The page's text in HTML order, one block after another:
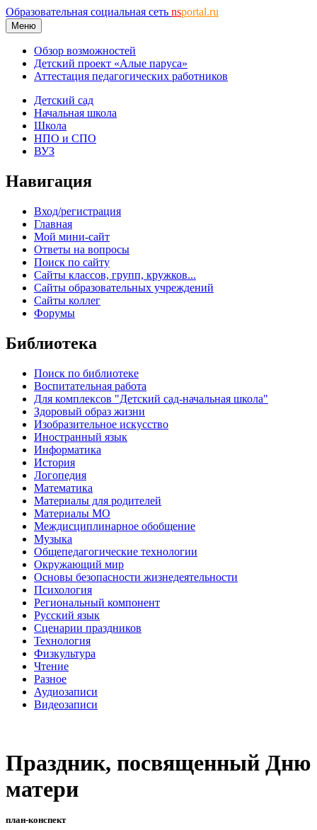
Образовательная социальная сеть nsportal.ru
Меню
Обзор возможностей
Детский проект «Алые паруса»
Аттестация педагогических работников
Детский сад
Начальная школа
Школа
НПО и СПО
ВУЗ
Навигация
Вход/регистрация
Главная
Мой мини-сайт
Ответы на вопросы
Поиск по сайту
Сайты классов, групп, кружков...
Сайты образовательных учреждений
Сайты коллег
Форумы
Библиотека
Поиск по библиотеке
Воспитательная работа
Для комплексов "Детский сад-начальная школа"
Здоровый образ жизни
Изобразительное искусство
Иностранный язык
Информатика
История
Логопедия
Математика
Материалы для родителей
Материалы МО
Междисциплинарное обобщение
Музыка
Общепедагогические технологии
Окружающий мир
Основы безопасности жизнедеятельности
Психология
Региональный компонент
Русский язык
Сценарии праздников
Технология
Физкультура
Чтение
Разное
Аудиозаписи
Видеозаписи
Праздник, посвященный Дню
матери
план-конспект